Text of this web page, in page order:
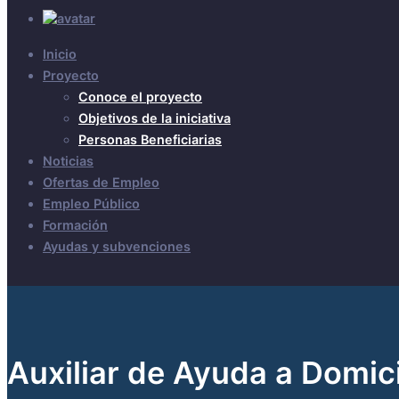
Inicio
Proyecto
Conoce el proyecto
Objetivos de la iniciativa
Personas Beneficiarias
Noticias
Ofertas de Empleo
Empleo Público
Formación
Ayudas y subvenciones
Auxiliar de Ayuda a